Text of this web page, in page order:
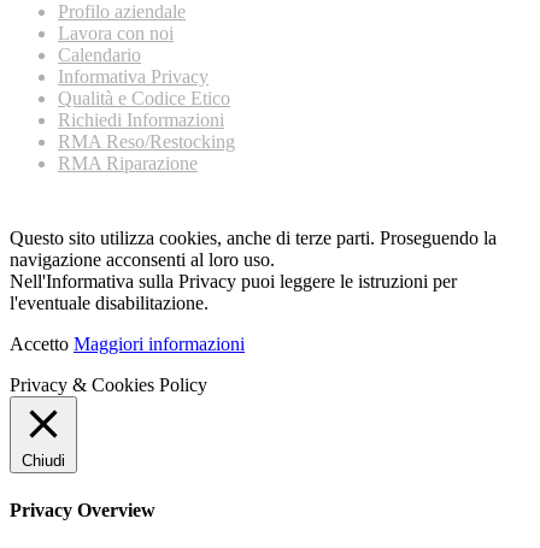
Profilo aziendale
Lavora con noi
Calendario
Informativa Privacy
Qualità e Codice Etico
Richiedi Informazioni
RMA Reso/Restocking
RMA Riparazione
Questo sito utilizza cookies, anche di terze parti. Proseguendo la
navigazione acconsenti al loro uso.
Nell'Informativa sulla Privacy puoi leggere le istruzioni per
l'eventuale disabilitazione.
Accetto Maggiori informazioni
Privacy & Cookies Policy
Chiudi
Privacy Overview